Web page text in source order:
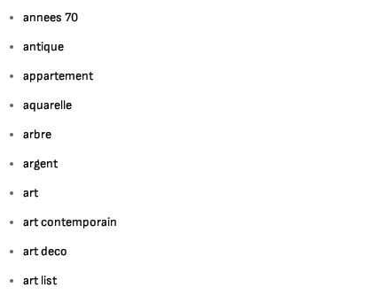
annees 70
antique
appartement
aquarelle
arbre
argent
art
art contemporain
art deco
art list